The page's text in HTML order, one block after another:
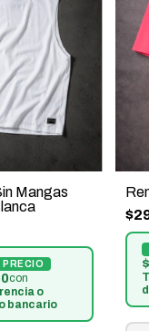
Mangas
con
o
bancario